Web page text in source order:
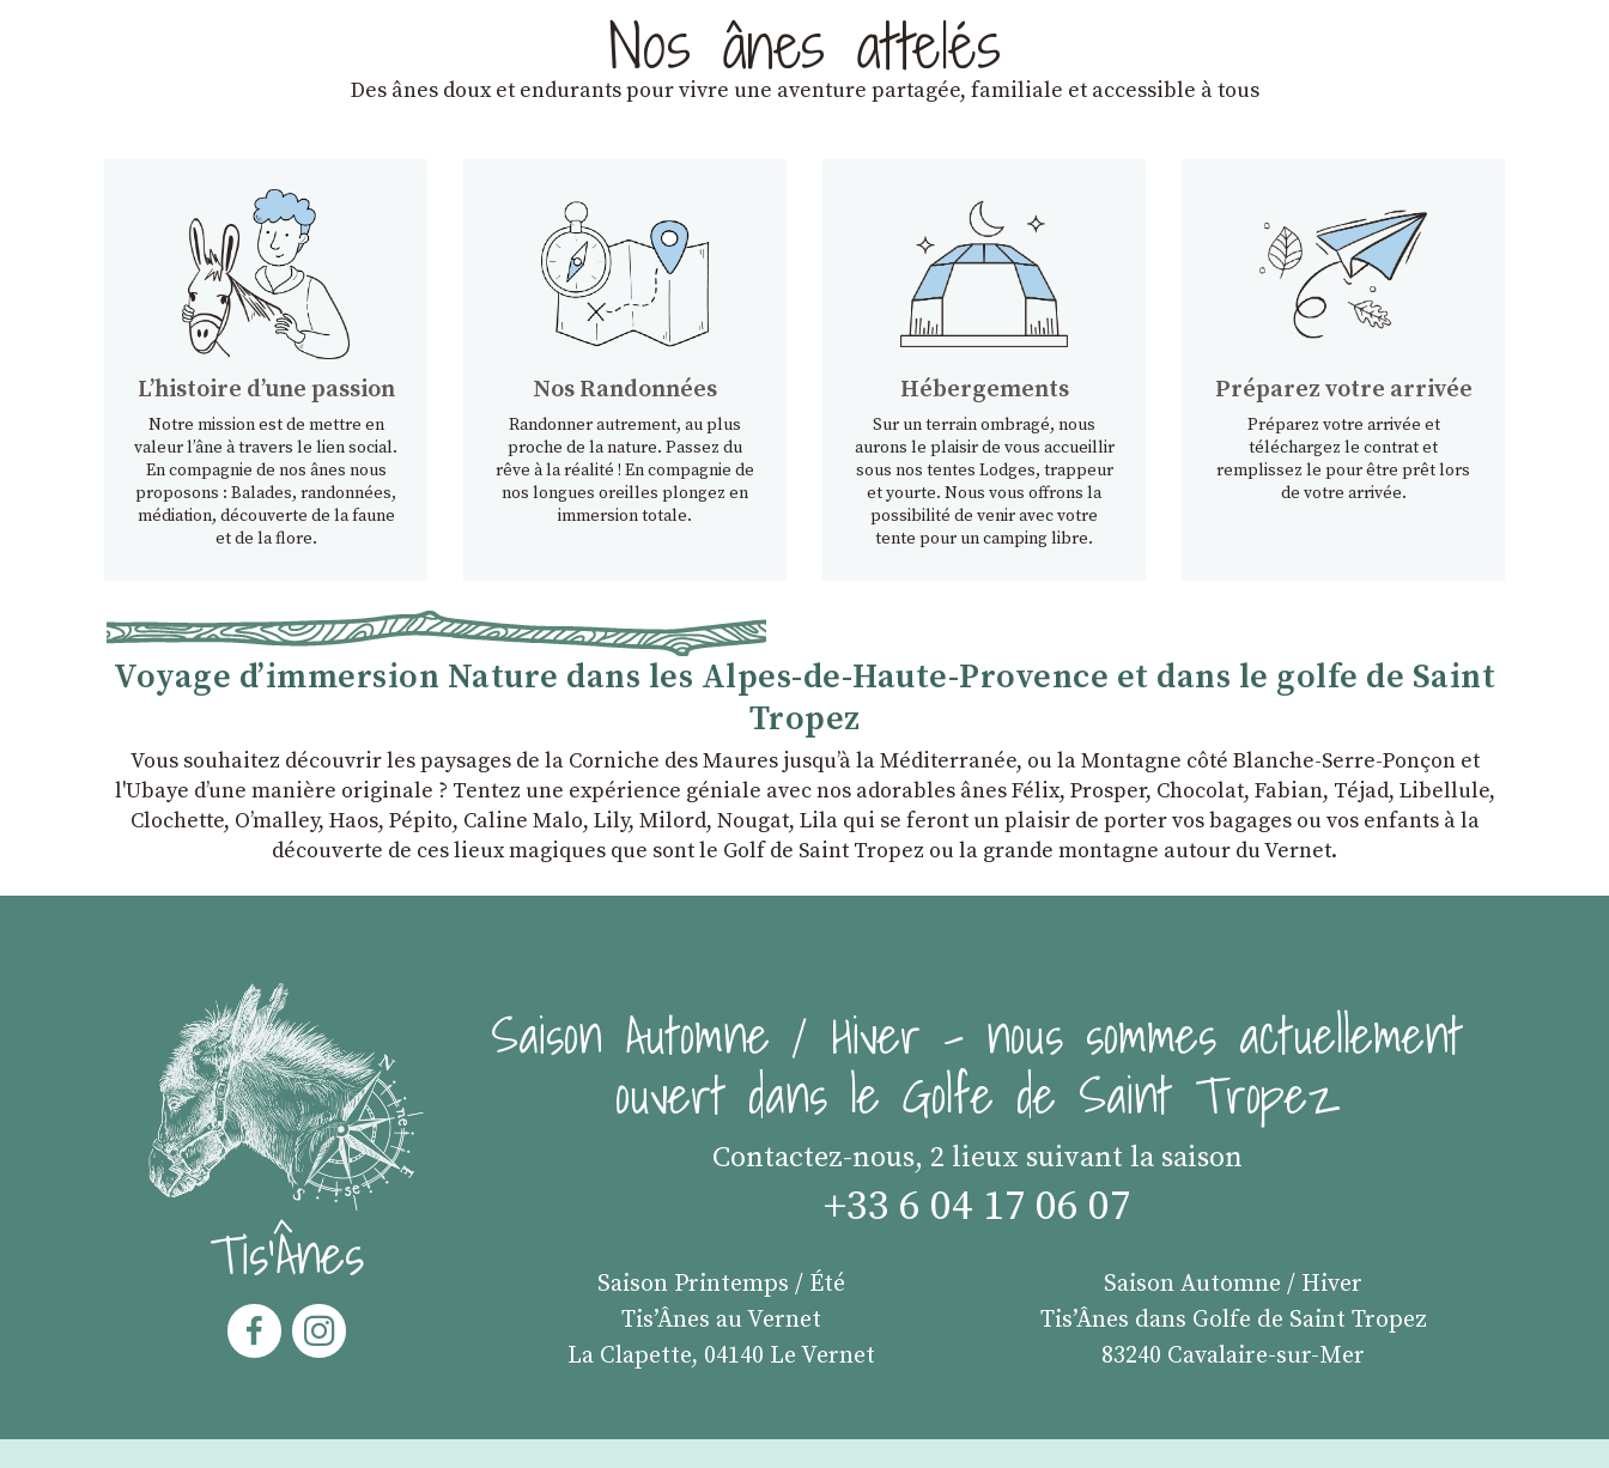
Nos ânes attelés
Des ânes doux et endurantspour vivre une aventure partagée, familiale et accessible à tous
Lʼhistoire dʼune passion
Notre mission est de mettre en
valeur l’âne à travers le lien social.
En compagnie de nos ânes nous
proposons : Balades, randonnées,
médiation, découverte de la faune
et de la flore.
Nos Randonnées
Randonner autrement, au plus
proche de la nature. Passez du
rêve à la réalité ! En compagnie de
nos longues oreilles plongez en
immersion totale.
Hébergements
Sur un terrain ombragé, nous
aurons le plaisir de vous accueillir
sous nos tentes Lodges, trappeur
et yourte. Nous vous offrons la
possibilité de venir avec votre
tente pour un camping libre.
Préparez votre arrivée
Préparez votre arrivée et
téléchargez le contrat et
remplissez le pour être prêt lors
de votre arrivée.
Voyage d’immersion Nature dans les Alpes-de-Haute-Provence et dans le golfe de Saint
Tropez
Vous souhaitez découvrir les paysages de la Corniche des Maures jusqu’à la Méditerranée, ou la Montagne côté Blanche-Serre-Ponçon et
l'Ubaye dʼune manière originale ? Tentez une expérience géniale avec nos adorables ânes Félix, Prosper, Chocolat, Fabian, Téjad, Libellule,
Clochette, Oʼmalley, Haos, Pépito, Caline Malo, Lily, Milord, Nougat, Lila qui se feront un plaisir de porter vos bagages ou vos enfants à la
découverte de ces lieux magiques que sont le Golf de Saint Tropez ou la grande montagne autour du Vernet.
Tis'Ânes
Saison Automne / Hiver - nous sommes actuellement
ouvert dans le Golfe de Saint Tropez
Contactez-nous, 2 lieux suivant la saison
+33 6 04 17 06 07
Saison Printemps / Été
Tis’Ânes au Vernet
La Clapette, 04140 Le Vernet
Saison Automne / Hiver
Tis’Ânes dans Golfe de Saint Tropez
83240 Cavalaire-sur-Mer